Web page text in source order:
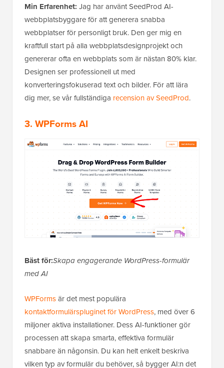
Min Erfarenhet: Jag har använt SeedProd AI-
webbplatsbyggare för att generera snabba
webbplatser för personligt bruk. Den ger mig en
kraftfull start på alla webbplatsdesignprojekt och
genererar ofta en webbplats som är nästan 80% klar.
Designen ser professionell ut med
konverteringsfokuserad text och bilder. För att lära
dig mer, se vår fullständiga recension av SeedProd.
3. WPForms AI
Bäst för:Skapa engagerande WordPress-formulär
med AI
WPFormsär det mest populära
kontaktformulärspluginet för WordPress, med över 6
miljoner aktiva installationer. Dess AI-funktioner gör
processen att skapa smarta, effektiva formulär
snabbare än någonsin. Du kan helt enkelt beskriva
vilken typ av formulär du behöver, så bygger AI:n det